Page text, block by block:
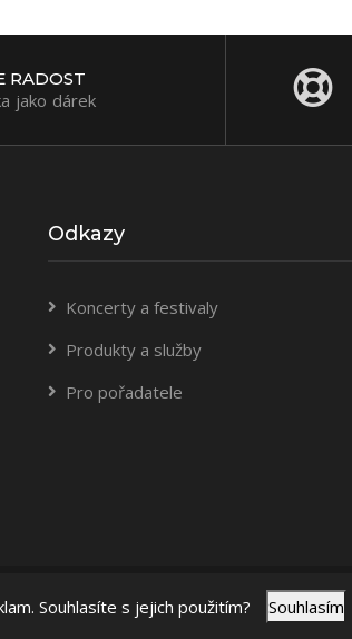
Souhlasíte s jejich použitím? Souhlasím
RADOST
jako dárek
Odkazy
Koncerty a festivaly
Produkty a služby
Pro pořadatele